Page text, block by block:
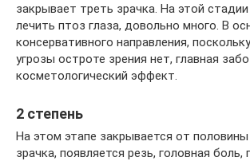
закрывает треть зрачка. На этой
лечить птоз глаза, довольно много. В
консервативного направления,
угрозы остроте зрения нет, главная
косметологический эффект.
2 степень
На этом этапе закрывается от
зрачка, появляется резь, головная боль,